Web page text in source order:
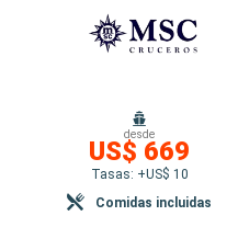
desde
US$ 669
Tasas: +US$ 10
Comidas incluidas